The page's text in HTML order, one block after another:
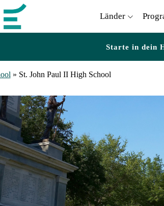
Länder
Starte in dein
» St. John Paul II High School